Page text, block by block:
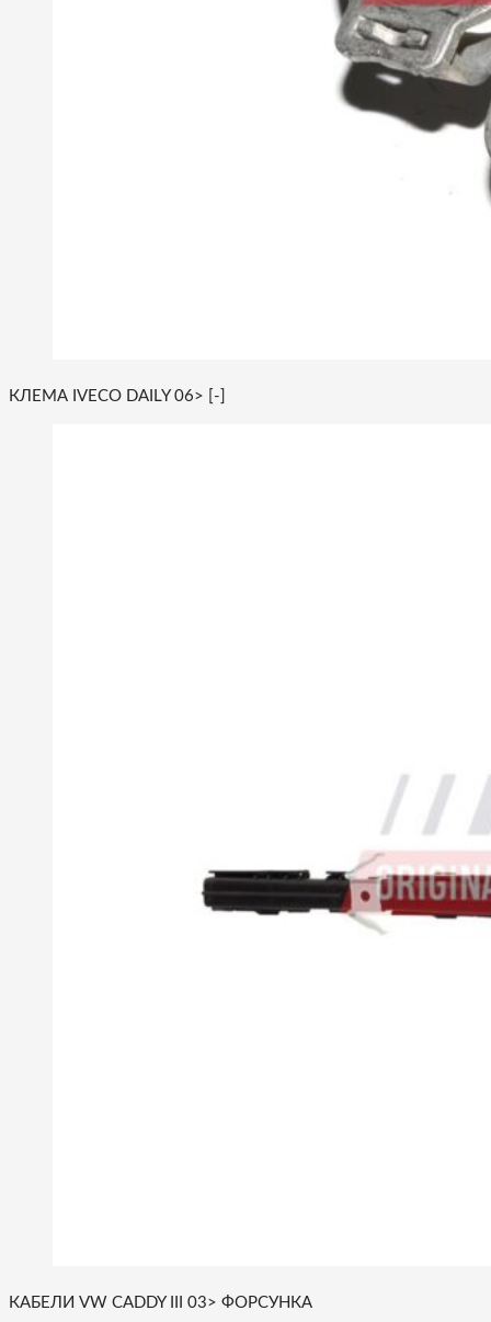
КЛЕМА IVECO DAILY 06> [-]
КАБЕЛИ VW CADDY III 03> ФОРСУНКА